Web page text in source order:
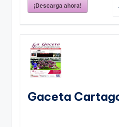
¡Descarga ahora!
Gaceta